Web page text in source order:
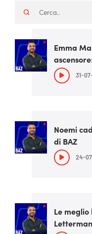
Emma
31-
Noemi
di BAZ
24-
Le
Letterman